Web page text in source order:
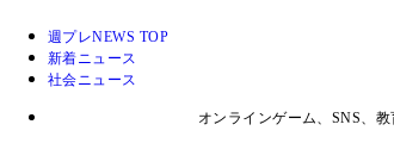
週プレNEWS TOP
新着ニュース
社会ニュース
オンラインゲーム、SNS、